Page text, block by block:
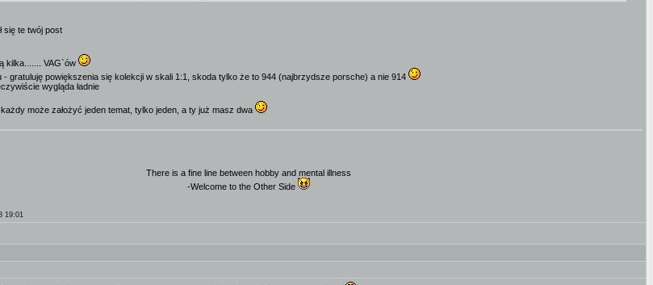
się te twój post
kilka....... VAG`ów
- gratuluję powiększenia się kolekcji w skali 1:1, skoda tylko że to 944 (najbrzydsze porsche) a nie 914
wygląda ładnie
może założyć jeden temat, tylko jeden, a ty już masz dwa
There is a fine line between hobby and mental illness
-Welcome to the Other Side
19:01